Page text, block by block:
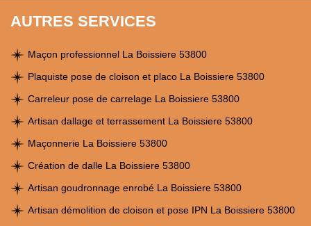
AUTRES SERVICES
Maçon professionnel La Boissiere 53800
Plaquiste pose de cloison et placo La Boissiere 53800
Carreleur pose de carrelage La Boissiere 53800
Artisan dallage et terrassement La Boissiere 53800
Maçonnerie La Boissiere 53800
Création de dalle La Boissiere 53800
Artisan goudronnage enrobé La Boissiere 53800
Artisan démolition de cloison et pose IPN La Boissiere 53800